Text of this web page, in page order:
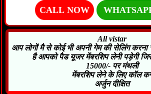
CALL NOW
All vistar
आप लोगों मै से कोई भी अपनी गेम की सेलिंग करना
है आपको पैड यूजर मेंबरशिप लेनी पड़ेगी जिस
15000/- पर मंथली
मेंबरशिप लेने के लिए कॉल
अर्जुन दीक्षित